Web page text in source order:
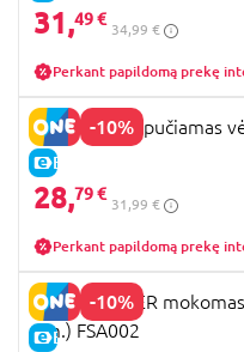
31,49 €
34,99 €
Perkant papildomą prekę
-10%
E-KAINA
BESTWAY pripučiamas
28,79 €
31,99 €
Perkant papildomą prekę
-10%
E-KAINA
SWIMTRAINER
6m.) FSA002